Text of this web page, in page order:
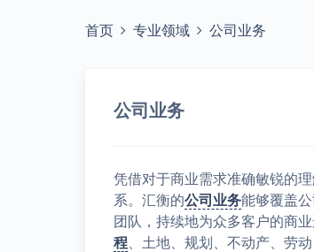
首页 专业领域 公司业务
公司业务
凭借对于商业需求准确敏锐的
系。汇衡的公司业务能够覆盖
团队，持续地为众多客户的商
程、土地、规划、不动产、劳